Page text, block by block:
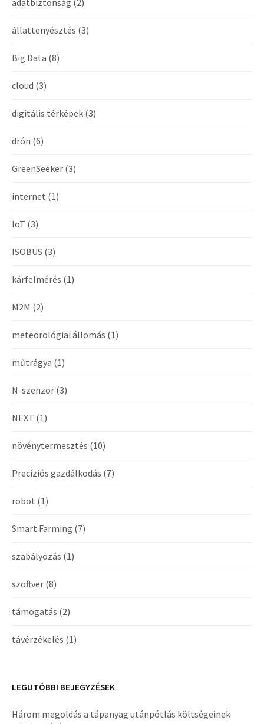
állattenyésztés (3)
Big Data (8)
cloud (3)
digitális térképek (3)
drón (6)
GreenSeeker (3)
internet (1)
IoT (3)
ISOBUS (3)
kárfelmérés (1)
M2M (2)
meteorológiai állomás (1)
műtrágya (1)
N-szenzor (3)
NEXT (1)
növénytermesztés (10)
Precíziós gazdálkodás (7)
robot (1)
Smart Farming (7)
szabályozás (1)
szoftver (8)
támogatás (2)
távérzékelés (1)
LEGUTÓBBI BEJEGYZÉSEK
Három megoldás a tápanyag utánpótlás költségeinek